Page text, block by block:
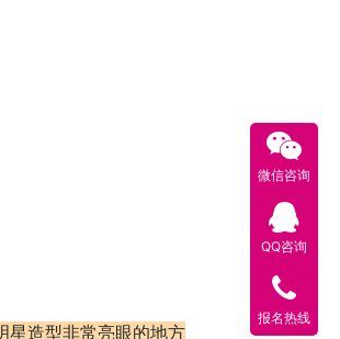
星造型非常亮眼的地方
微信咨询
QQ咨询
报名热线